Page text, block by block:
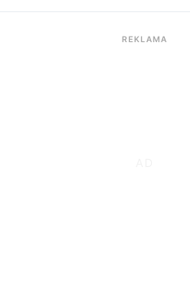
REKLAMA